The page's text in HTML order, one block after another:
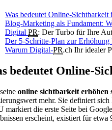
Was bedeutet Online-
Blog-Marketing als Fundament:
Digital PR: Der Turbo für Ihre
Der 5-Schritte-Plan zur
Warum Digital-PR.ch Ihr idealer
bedeutet Online-
online sichtbarkeit erhöhen
mehr. Sie definiert
markiert die erste Seite bei
erscheint, existiert für